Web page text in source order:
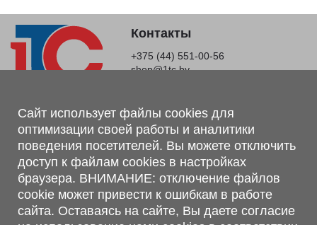
Контакты
+375 (44) 551-00-56
shop@1tc.by
Магазин, склад
г. Минск, Минский р-н, п. Привольный, ул. Мира, 20А,
223062
г. Брест, ул. Лейтенанта Рябцева, 108 В, 224701
Обращаем Ваше внимание, что вся предоставленная на сайте
информация, касающаяся комплектаций, технических
характеристик, цветовых сочетаний, а также стоимости и
Сайт использует файлы cookies для
оптимизации своей работы и аналитики
поведения посетителей. Вы можете отключить
доступ к файлам cookies в настройках
браузера. ВНИМАНИЕ: отключение файлов
cookie может привести к ошибкам в работе
сайта. Оставаясь на сайте, Вы даете согласие